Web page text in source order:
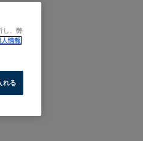
し、弊
人情報
れる